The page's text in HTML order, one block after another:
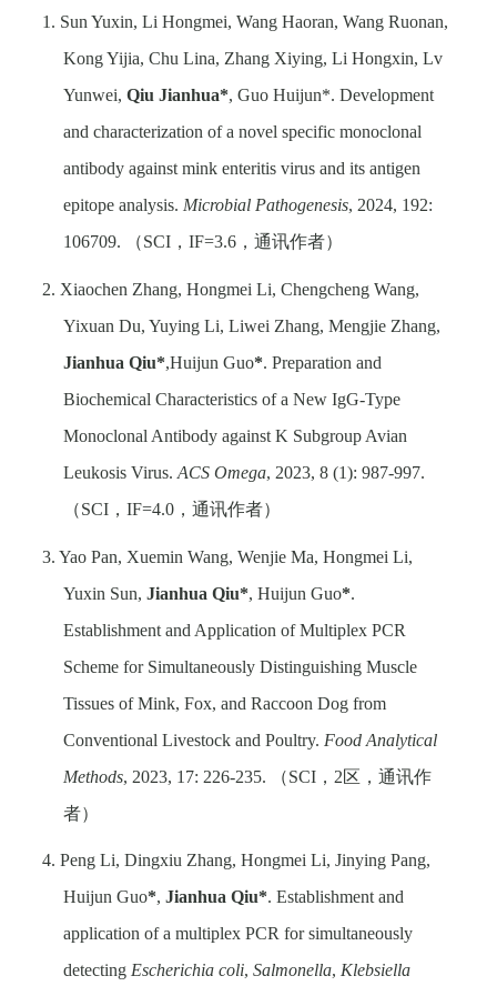
1. Sun Yuxin, Li Hongmei, Wang Haoran, Wang Ruonan,
Kong Yijia, Chu Lina, Zhang Xiying, Li Hongxin, Lv
Yunwei, Qiu Jianhua*, Guo Huijun*. Development
and characterization of a novel specific monoclonal
antibody against mink enteritis virus and its antigen
epitope analysis. Microbial Pathogenesis, 2024, 192:
106709.
（SCI， IF=3.6，通讯作者）
2. Xiaochen Zhang, Hongmei Li, Chengcheng Wang,
Yixuan Du, Yuying Li, Liwei Zhang, Mengjie Zhang,
Jianhua Qiu*,Huijun Guo*. Preparation and
Biochemical Characteristics of a New IgG-Type
Monoclonal Antibody against K Subgroup Avian
Leukosis Virus. ACS Omega, 2023, 8 (1): 987-997.
（SCI， IF=4.0，通讯作者）
3. Yao Pan, Xuemin Wang, Wenjie Ma, Hongmei Li,
Yuxin Sun, Jianhua Qiu*, Huijun Guo*.
Establishment and Application of Multiplex PCR
Scheme for Simultaneously Distinguishing Muscle
Tissues of Mink, Fox, and Raccoon Dog from
Conventional Livestock and Poultry. Food Analytical
Methods, 2023, 17: 226-235. （SCI， 2区，通讯作
者）
4. Peng Li, Dingxiu Zhang, Hongmei Li, Jinying Pang,
Huijun Guo*, Jianhua Qiu*. Establishment and
application of a multiplex PCR for simultaneously
detecting Escherichia coli, Salmonella, Klebsiella